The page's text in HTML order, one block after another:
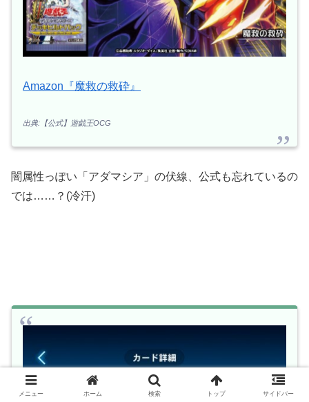
Amazon『魔救の救砕』
出典:【公式】遊戯王OCG
闇属性っぽい「アダマシア」の伏線、公式も忘れているの
では……？(冷汗)
メニュー ホーム 検索 トップ サイドバー